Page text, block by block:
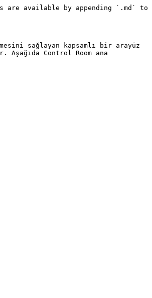
are available by appending `.md` to
sağlayan kapsamlı bir arayüz
Control Room ana